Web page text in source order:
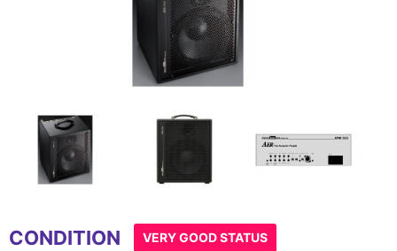
of
CONDITION VERY GOOD STATUS